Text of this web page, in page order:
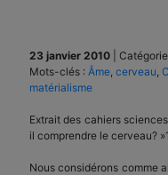
23 janvier 2010
Mots-clés : Âme cerveau
matérialisme
Extrait des cahiers
il comprendre le cerveau?
Nous considérons comme